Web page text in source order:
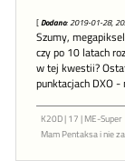
[Dodano: 2019-01-28,
Szumy,
czy po 10 latach
w tej kwestii?
punktacjach DXO
K20D | 17 | ME-Super
Mam Pentaksa i nie